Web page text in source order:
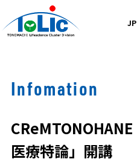
JP
Infomation
医療特論」開講